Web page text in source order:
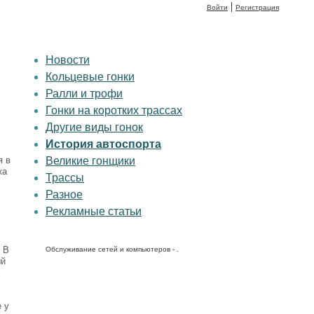
Войти | Регистрация
в
В
у
Новости
Кольцевые гонки
Ралли и трофи
Гонки на коротких трассах
Другие виды гонок
История автоспорта
Великие гонщики
Трассы
Разное
Рекламные статьи
Обслуживание сетей и компьютеров - .